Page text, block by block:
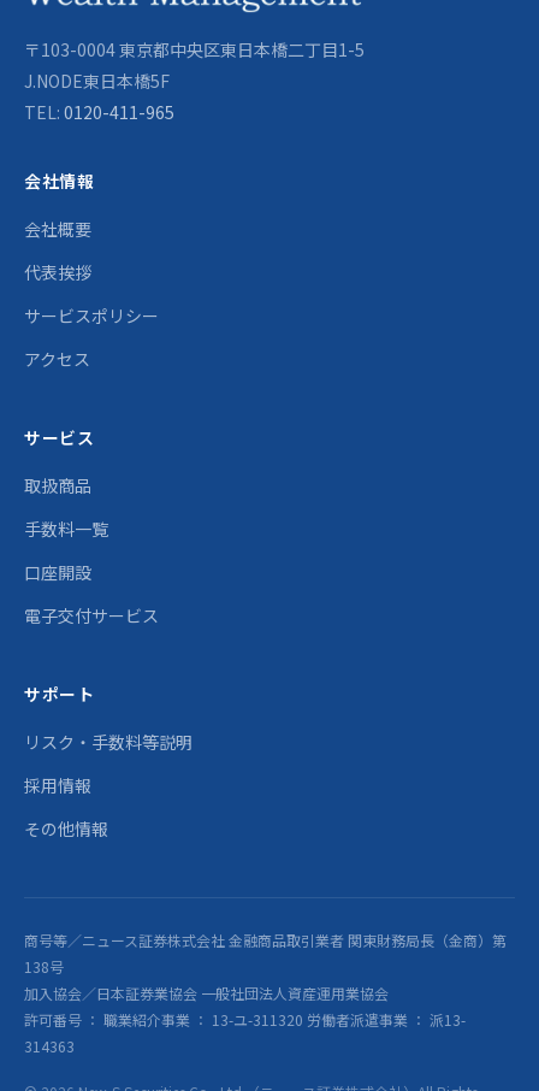
〒103-0004 東京都中央区東日本橋二丁目1-5
J.NODE東日本橋5F
TEL: 0120-411-965
会社情報
会社概要
代表挨拶
サービスポリシー
アクセス
サービス
取扱商品
手数料一覧
口座開設
電子交付サービス
サポート
リスク・手数料等説明
採用情報
その他情報
商号等／ニュース証券株式会社 金融商品取引業者 関東財務局長（金商）第
138号
加入協会／日本証券業協会 一般社団法人資産運用業協会
許可番号 ： 職業紹介事業 ： 13-ユ-311320 労働者派遣事業 ： 派13-
314363